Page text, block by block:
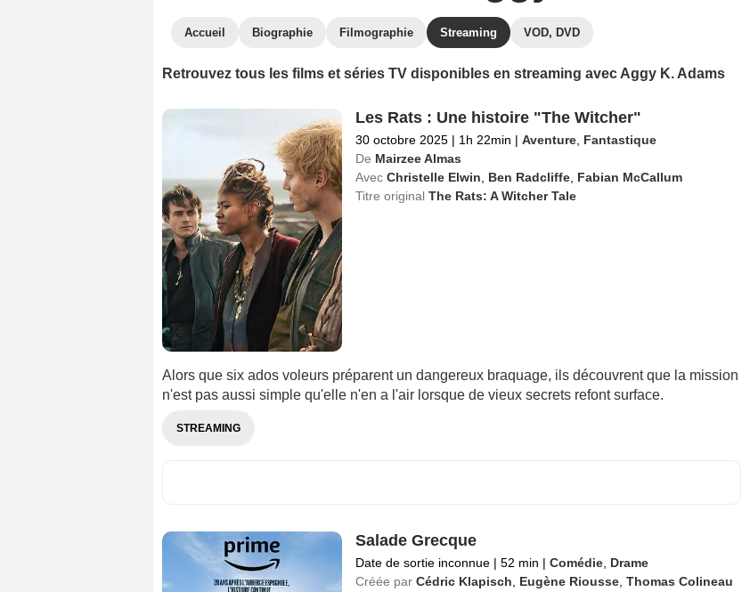
Accueil Biographie Filmographie Streaming VOD, DVD
Retrouvez tous les films et séries TV disponibles en streaming avec Aggy K. Adams
Les Rats : Une histoire "The Witcher"
30 octobre 2025 | 1h 22min | Aventure, Fantastique
De Mairzee Almas
Avec Christelle Elwin Ben Radcliffe, Fabian McCallum
Titre original The Rats: A Witcher Tale
Alors que six ados voleurs préparent un dangereux braquage, ils découvrent que la mission
n'est pas aussi simple qu'elle n'en a l'air lorsque de vieux secrets refont surface.
STREAMING
Salade Grecque
Date de sortie inconnue | 52 min | Comédie, Drame
Créée par Cédric Klapisch Eugène Riousse, Thomas Colineau